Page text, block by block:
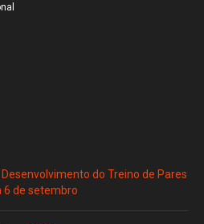
do Treino de Pares
6 de setembro